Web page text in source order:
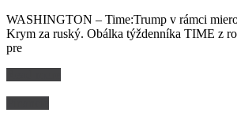
WASHINGTON – Time:Trump v rámci
Krym za ruský. Obálka týždenníka TIME z
pre